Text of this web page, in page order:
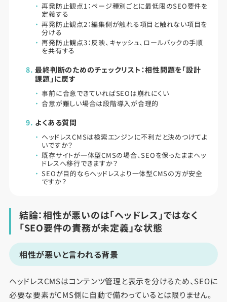
再発防止観点1：ページ種別ごとに最低限のSEO要件を
定義する
再発防止観点2：編集側が触れる項目と触れない項目を
分ける
再発防止観点3：反映、キャッシュ、ロールバックの手順
を共有する
最終判断のためのチェックリスト：相性問題を「設計
課題」に戻す
事前に合意できていればSEOは崩れにくい
合意が難しい場合は段階導入が合理的
よくある質問
ヘッドレスCMSは検索エンジンに不利だと決めつけてよ
いですか？
既存サイトが一体型CMSの場合、SEOを保ったままヘッ
ドレスへ移行できますか？
SEOが目的ならヘッドレスより一体型CMSの方が安全
ですか？
結論：相性が悪いのは「ヘッドレス」ではなく
「SEO要件の責務が未定義」な状態
相性が悪いと言われる背景
ヘッドレスCMSはコンテンツ管理と表示を分けるため、SEOに
必要な要素がCMS側に自動で備わっているとは限りません。